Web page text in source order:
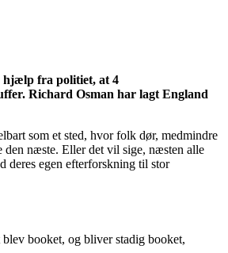
hjælp fra politiet, at 4
Richard Osman har lagt England
som et sted, hvor folk dør, medmindre
den næste. Eller det vil sige, næsten alle
deres egen efterforskning til stor
booket, og bliver stadig booket,